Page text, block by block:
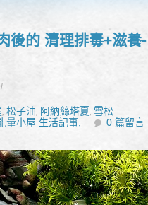
後的 清理排毒+滋
,松子油, 阿納絲塔夏, 雪松
量小屋 生活記事, 0 篇留言